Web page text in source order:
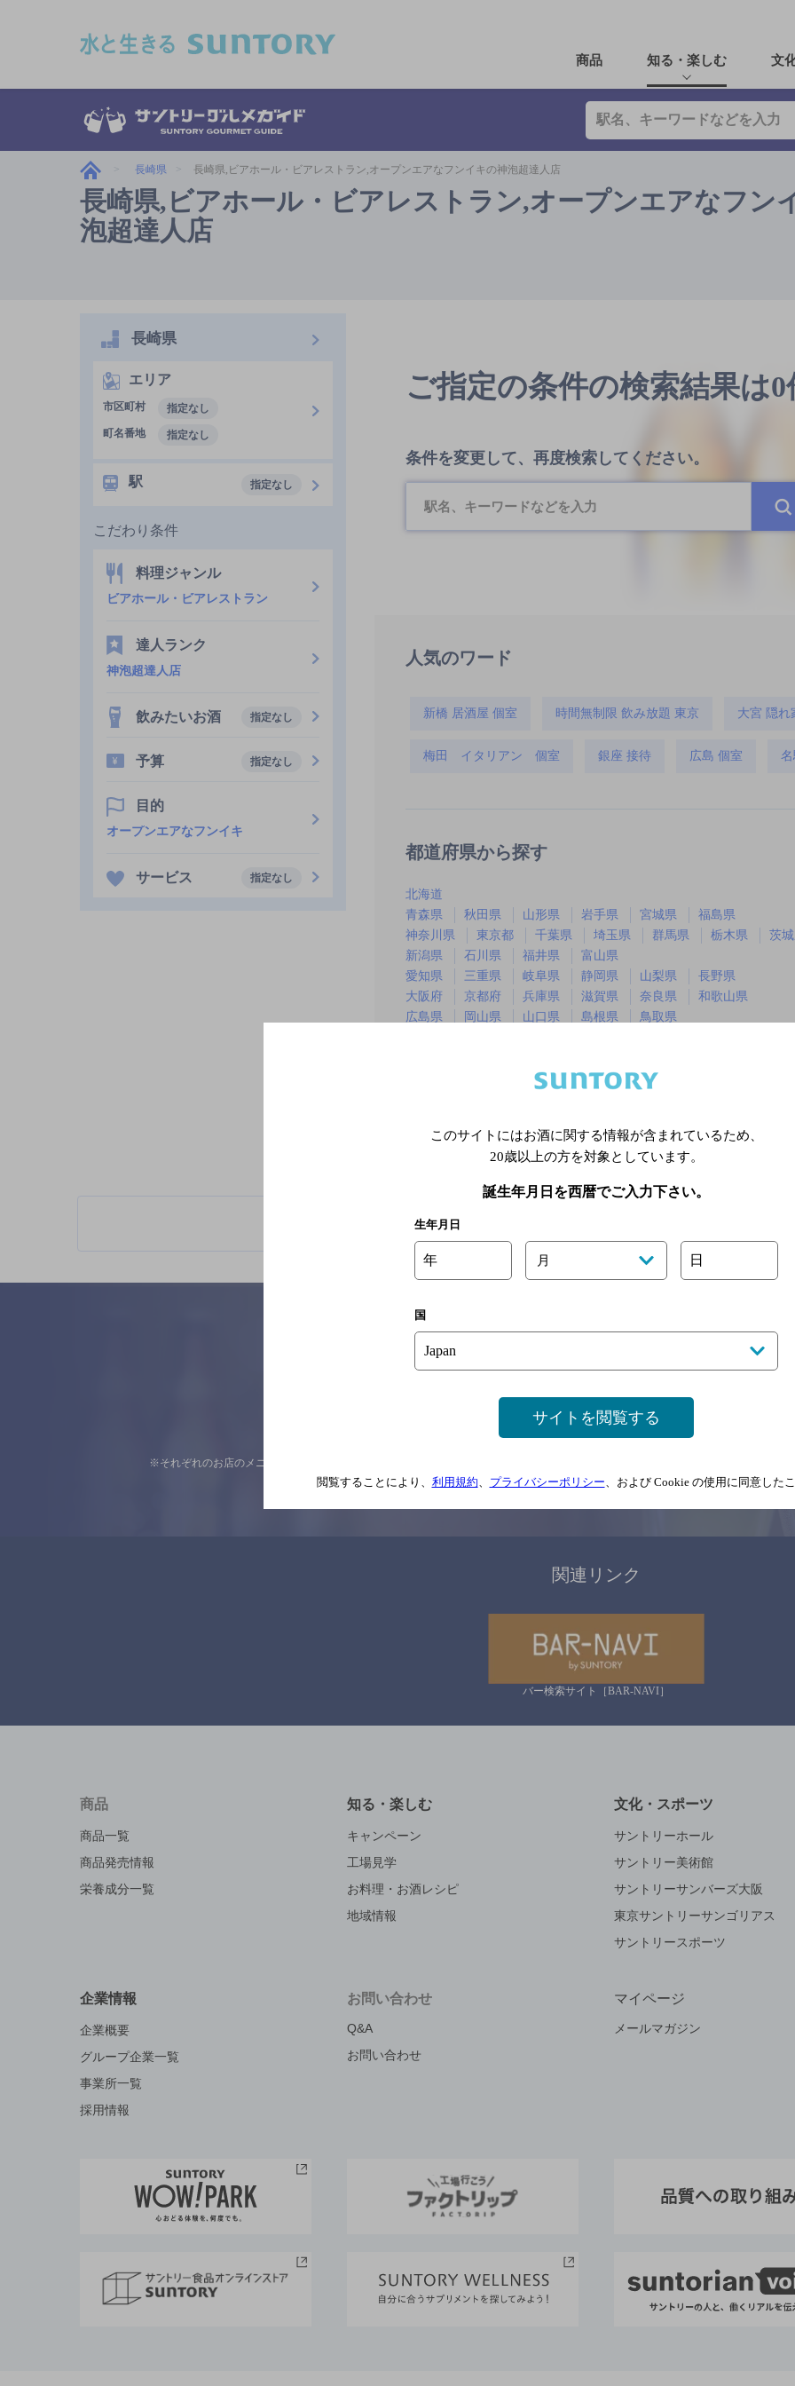
商品 知る・楽しむ 文
長崎県 長崎県,ビアホール・ビアレストラン,オープンエアなフンイキの神泡超達人店
長崎県,ビアホール・ビアレストラン,オープンエアなフン
泡超達人店
ご指定の条件の検索結果は0
条件を変更して、再度検索してください。
人気のワード
新橋 居酒屋 個室 時間無制限 飲み放題 東京 大宮 隠れ
梅田 イタリアン 個室 銀座 接待 広島 個室
都道府県から探す
北海道
青森県
秋田県 山形県 岩手県 宮城県
福島県
神奈川県
東京都 千葉県 埼玉県 群馬県 栃木県
茨
新潟県
石川県 福井県
富山県
愛知県
三重県 岐阜県 静岡県 山梨県
長野県
大阪府
京都府 兵庫県 滋賀県 奈良県
和歌山県
広島県
岡山県 山口県 島根県
鳥取県
※店舗によりハイボール取り扱い銘
長崎県
エリア
市区町村
指定なし
町名番地
指定なし
駅 指定なし
こだわり条件
料理ジャンル
ビアホール・ビアレストラン
達人ランク
神泡超達人店
飲みたいお酒 指定なし
予算 指定なし
目的
オープンエアなフンイキ
サービス 指定なし
ご意見・ご感想
※それぞれのお店のメニューや営業時間などの掲載情報については、 念のためお店にご確
関連リンク
バー検索サイト［BAR-NAVI］
商品
商品一覧
商品発売情報
栄養成分一覧
知る・楽しむ
キャンペーン
工場見学
お料理・お酒レシピ
地域情報
文化・スポーツ
サントリーホール
サントリー美術館
サントリーサンバーズ大阪
東京サントリーサンゴリアス
サントリースポーツ
企業情報
企業概要
グループ企業一覧
事業所一覧
採用情報
お問い合わせ
Q&A
お問い合わせ
マイページ
メールマガジン
このサイトにはお酒に関する情報が含まれているため、
20歳以上の方を対象としています。
誕生年月日を西暦でご入力下さい。
生年月日
年 月 日
国
サイトを閲覧する
閲覧することにより、 利用規約、 プライバシーポリシー、および Cookie の使用に同意した